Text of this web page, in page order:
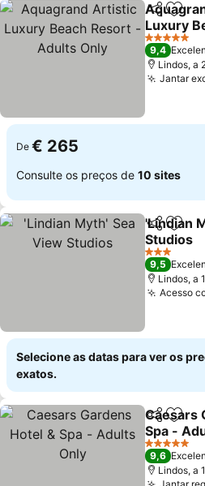
Partilhar
Luxury
Adults
Ver preços
5 Estrelas
9,4
Lindos, a
Jantar
De € 265
Consulte os preços de 10 sites
Partilhar
'Lindian
Studios
Ver preços
3 Estrelas
9,5
Lindos, a
Acesso
Selecione as datas para ver os
exatos.
Partilhar
Caesars
Spa -
Ver preços
5 Estrelas
9,6
Lindos, a